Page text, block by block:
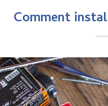
Comment